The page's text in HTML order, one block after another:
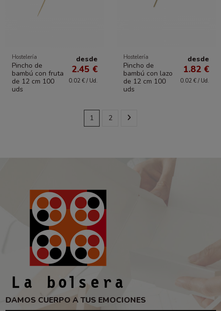
Hostelería
Pincho de
bambú con fruta
de 12 cm 100
uds
desde
2.45 €
0.02 € / Ud.
Hostelería
Pincho de
bambú con lazo
de 12 cm 100
uds
desde
1.82 €
0.02 € / Ud.
1 2
DAMOS CUERPO A TUS EMOCIONES